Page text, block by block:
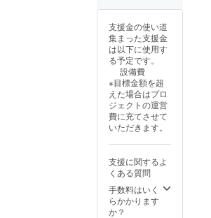
す。
「※20歳
未満の
者によ
る飲酒
は法令
で禁止
されて
いま
す。飲
酒に関
わるリ
ターン
なので
20歳未
満の方
はこの
リター
なので
20歳未
満の方
はこの
リター
ンを選
択でき
ませ
ん。」
ご支援
メール
アドレ
スのみ
お伺い
させて
頂きま
す。
「※20歳
未満の
者によ
る飲酒
で禁止
されて
いま
す。飲
酒に関
カウン
遠隔
シャン
パン抜
栓ライ
ブ配信
をさせ
ていた
だく予
定で
す。 ラ
イブ配
望でな
い方は
お申し
付けく
ださ
支援金の使い道
集まった支援金
は以下に使用す
る予定です。
設備費
※目標金額を超
えた場合はプロ
ジェクトの運営
費に充てさせて
いただきます。
支援に関するよ
くある質問
手数料はいく
らかかります
か？